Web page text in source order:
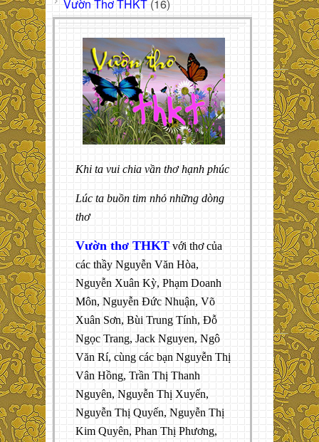
Vườn Thơ THKT (16)
Khi ta vui chia vần thơ hạnh phúc
Lúc ta buồn tim nhỏ những dòng
thơ
Vườn thơ THKT với thơ của
các thầy Nguyễn Văn Hòa,
Nguyễn Xuân Kỳ, Phạm Doanh
Môn, Nguyễn Đức Nhuận, Võ
Xuân Sơn, Bùi Trung Tính, Đỗ
Ngọc Trang, Jack Nguyen, Ngô
Văn Rí, cùng các bạn Nguyễn Thị
Vân Hồng, Trần Thị Thanh
Nguyên, Nguyễn Thị Xuyến,
Nguyễn Thị Quyến, Nguyễn Thị
Kim Quyên, Phan Thị Phương,